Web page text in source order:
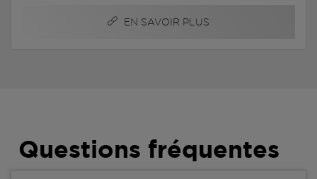
EN SAVOIR PLUS
Questions fréquentes